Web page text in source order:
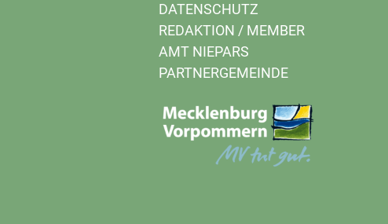
DATENSCHUTZ
REDAKTION / MEMBER
AMT NIEPARS
PARTNERGEMEINDE